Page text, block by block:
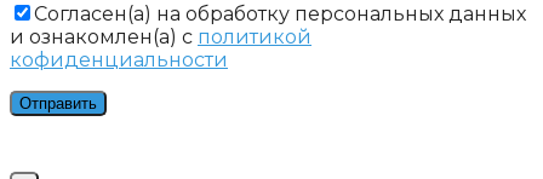
Cогласен(а) на обработку персональных данных
и ознакомлен(а) с политикой
кофиденциальности